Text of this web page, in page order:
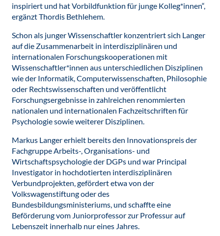
inspiriert und hat Vorbildfunktion für junge Kolleg*innen“,
ergänzt Thordis Bethlehem.
Schon als junger Wissenschaftler konzentriert sich Langer
auf die Zusammenarbeit in interdisziplinären und
internationalen Forschungskooperationen mit
Wissenschaftler*innen aus unterschiedlichen Disziplinen
wie der Informatik, Computerwissenschaften, Philosophie
oder Rechtswissenschaften und veröffentlicht
Forschungsergebnisse in zahlreichen renommierten
nationalen und internationalen Fachzeitschriften für
Psychologie sowie weiterer Disziplinen.
Markus Langer erhielt bereits den Innovationspreis der
Fachgruppe Arbeits-, Organisations- und
Wirtschaftspsychologie der DGPs und war Principal
Investigator in hochdotierten interdisziplinären
Verbundprojekten, gefördert etwa von der
Volkswagenstiftung oder des
Bundesbildungsministeriums, und schaffte eine
Beförderung vom Juniorprofessor zur Professur auf
Lebenszeit innerhalb nur eines Jahres.